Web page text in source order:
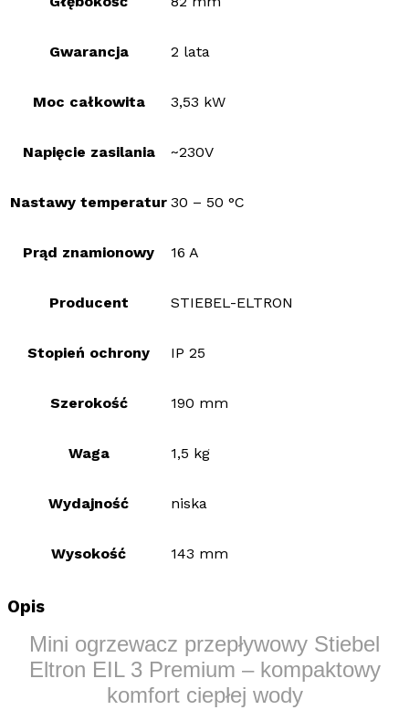
Gwarancja 2 lata
Moc całkowita 3,53 kW
Napięcie zasilania ~230V
Nastawy temperatur 30 – 50 °C
Prąd znamionowy 16 A
Producent STIEBEL-ELTRON
Stopień ochrony IP 25
Szerokość 190 mm
Waga 1,5 kg
Wydajność niska
Wysokość 143 mm
Opis
Mini ogrzewacz przepływowy Stiebel
Eltron EIL 3 Premium – kompaktowy
komfort ciepłej wody